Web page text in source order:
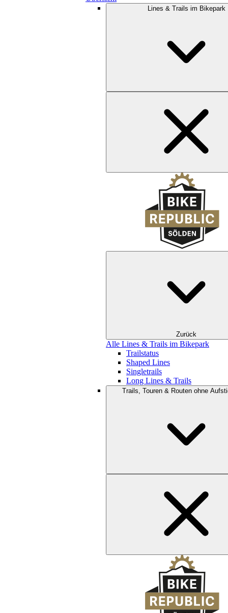
Lines & Trails im Bikepark
Zurück
Alle Lines & Trails im Bikepark
Trailstatus
Shaped Lines
Singletrails
Long Lines & Trails
Trails, Touren & Routen ohne